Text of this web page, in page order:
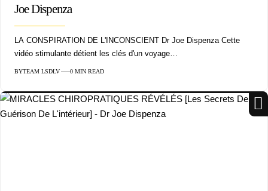
Joe Dispenza
LA CONSPIRATION DE L'INCONSCIENT Dr Joe Dispenza Cette
vidéo stimulante détient les clés d'un voyage…
BYTEAM LSDLV 0 MIN READ